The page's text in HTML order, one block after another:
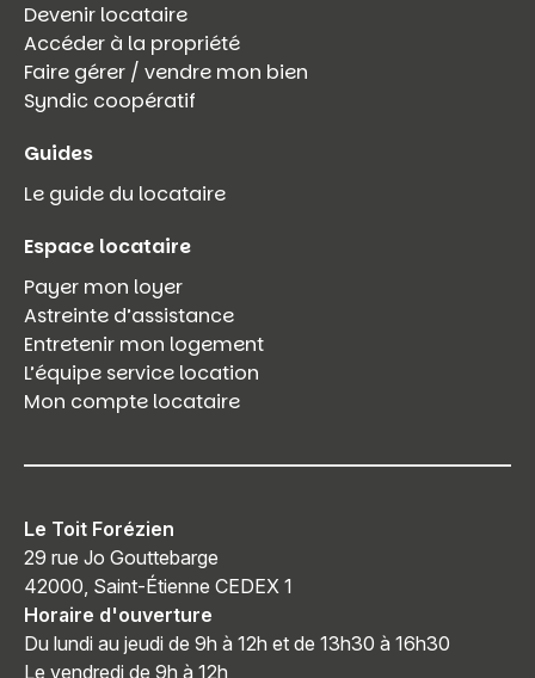
Devenir locataire
Accéder à la propriété
Faire gérer / vendre mon bien
Syndic coopératif
Guides
Le guide du locataire
Espace locataire
Payer mon loyer
Astreinte d’assistance
Entretenir mon logement
L’équipe service location
Mon compte locataire
Le Toit Forézien
29 rue Jo Gouttebarge
42000, Saint-Étienne CEDEX 1
Horaire d'ouverture
Du lundi au jeudi de 9h à 12h et de 13h30 à 16h30
Le vendredi de 9h à 12h